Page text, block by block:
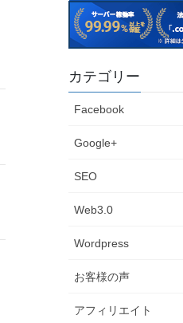
カテゴリー
Facebook
Google+
SEO
Web3.0
Wordpress
お客様の声
アフィリエイト